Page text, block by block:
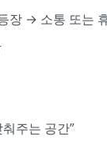
장 → 소통 또는
주는 공간”